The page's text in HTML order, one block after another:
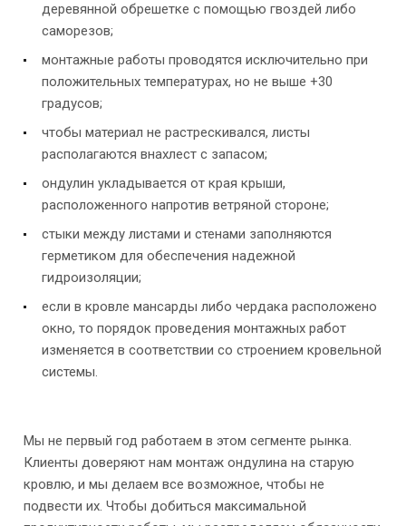
деревянной обрешетке с помощью гвоздей либо
саморезов;
монтажные работы проводятся исключительно при
положительных температурах, но не выше +30
градусов;
чтобы материал не растрескивался, листы
располагаются внахлест с запасом;
ондулин укладывается от края крыши,
расположенного напротив ветряной стороне;
стыки между листами и стенами заполняются
герметиком для обеспечения надежной
гидроизоляции;
если в кровле мансарды либо чердака расположено
окно, то порядок проведения монтажных работ
изменяется в соответствии со строением кровельной
системы.
Мы не первый год работаем в этом сегменте рынка.
Клиенты доверяют нам монтаж ондулина на старую
кровлю, и мы делаем все возможное, чтобы не
подвести их. Чтобы добиться максимальной